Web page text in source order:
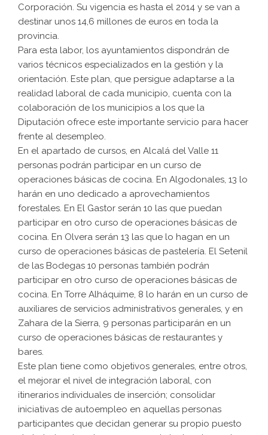
Corporación. Su vigencia es hasta el 2014 y se van a
destinar unos 14,6 millones de euros en toda la
provincia.
Para esta labor, los ayuntamientos dispondrán de
varios técnicos especializados en la gestión y la
orientación. Este plan, que persigue adaptarse a la
realidad laboral de cada municipio, cuenta con la
colaboración de los municipios a los que la
Diputación ofrece este importante servicio para hacer
frente al desempleo.
En el apartado de cursos, en Alcalá del Valle 11
personas podrán participar en un curso de
operaciones básicas de cocina. En Algodonales, 13 lo
harán en uno dedicado a aprovechamientos
forestales. En El Gastor serán 10 las que puedan
participar en otro curso de operaciones básicas de
cocina. En Olvera serán 13 las que lo hagan en un
curso de operaciones básicas de pastelería. El Setenil
de las Bodegas 10 personas también podrán
participar en otro curso de operaciones básicas de
cocina. En Torre Alháquime, 8 lo harán en un curso de
auxiliares de servicios administrativos generales, y en
Zahara de la Sierra, 9 personas participarán en un
curso de operaciones básicas de restaurantes y
bares.
Este plan tiene como objetivos generales, entre otros,
el mejorar el nivel de integración laboral, con
itinerarios individuales de inserción; consolidar
iniciativas de autoempleo en aquellas personas
participantes que decidan generar su propio puesto